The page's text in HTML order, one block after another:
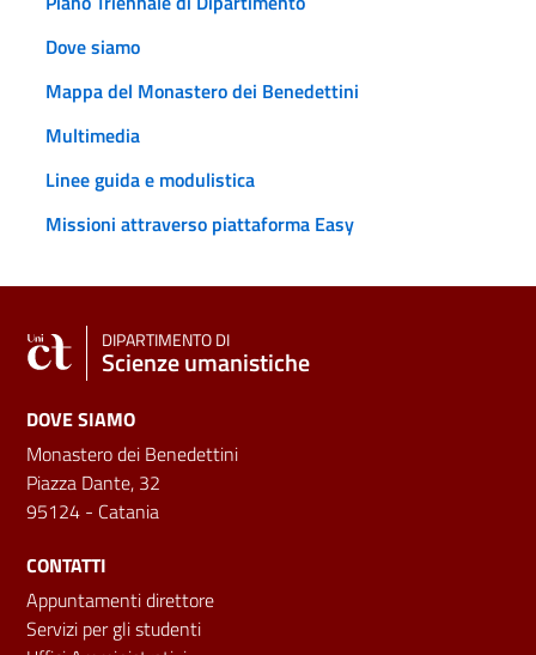
Dove siamo
Mappa del Monastero dei Benedettini
Multimedia
Linee guida e modulistica
Missioni attraverso piattaforma Easy
DIPARTIMENTO DI
Scienze umanistiche
DOVE SIAMO
Monastero dei Benedettini
Piazza Dante, 32
95124 - Catania
CONTATTI
Appuntamenti direttore
Servizi per gli studenti